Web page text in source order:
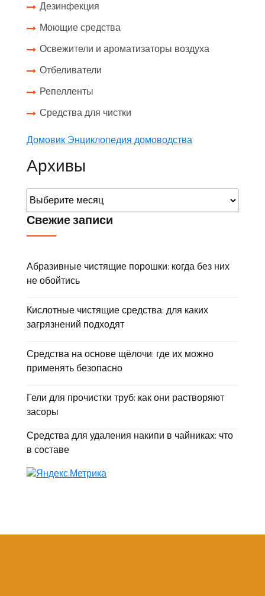
Дезинфекция
Моющие средства
Освежители и ароматизаторы воздуха
Отбеливатели
Репелленты
Средства для чистки
Домовик Энциклопедия домоводства
Архивы
Свежие записи
Абразивные чистящие порошки: когда без них
не обойтись
Кислотные чистящие средства: для каких
загрязнений подходят
Средства на основе щёлочи: где их можно
применять безопасно
Гели для прочистки труб: как они растворяют
засоры
Средства для удаления накипи в чайниках: что
в составе